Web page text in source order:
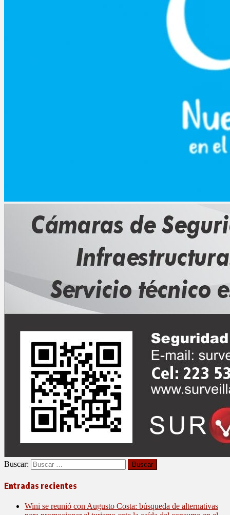
Buscar:
Entradas recientes
Wini se reunió con Augusto Costa: búsqueda de alternativas